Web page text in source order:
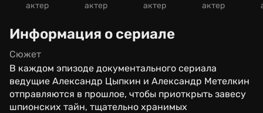
актер
актер
актер
актер
Информация о сериале
Сюжет
В каждом эпизоде документального сериала
ведущие Александр Цыпкин и Александр Метелкин
отправляются в прошлое, чтобы приоткрыть завесу
шпионских тайн, тщательно хранимых